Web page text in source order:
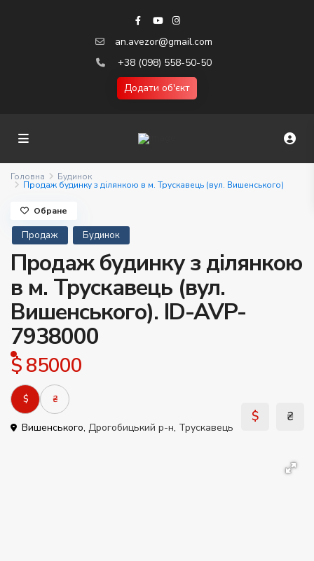
an.avezor@gmail.com
+38 (098) 558-50-50
Додати об'єкт
Головна Будинок
Продаж будинку з ділянкою в м. Трускавець (вул. Вишенського)
Продаж Будинок
Продаж будинку з ділянкою
в м. Трускавець (вул.
Вишенського). ID-AVP-
7938000
$ 85000
$ ₴
Вишенського, Дрогобицький р-н, Трускавець
Обране
$ ₴